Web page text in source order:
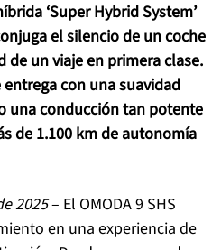
‘Super Hybrid System’
el silencio de un coche
de un viaje en primera clase.
entrega con una suavidad
una conducción tan potente
de 1.100 km de autonomía
2025– El OMODA 9 SHS
en una experiencia de